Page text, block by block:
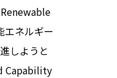
エネルギー
しようと
Capability